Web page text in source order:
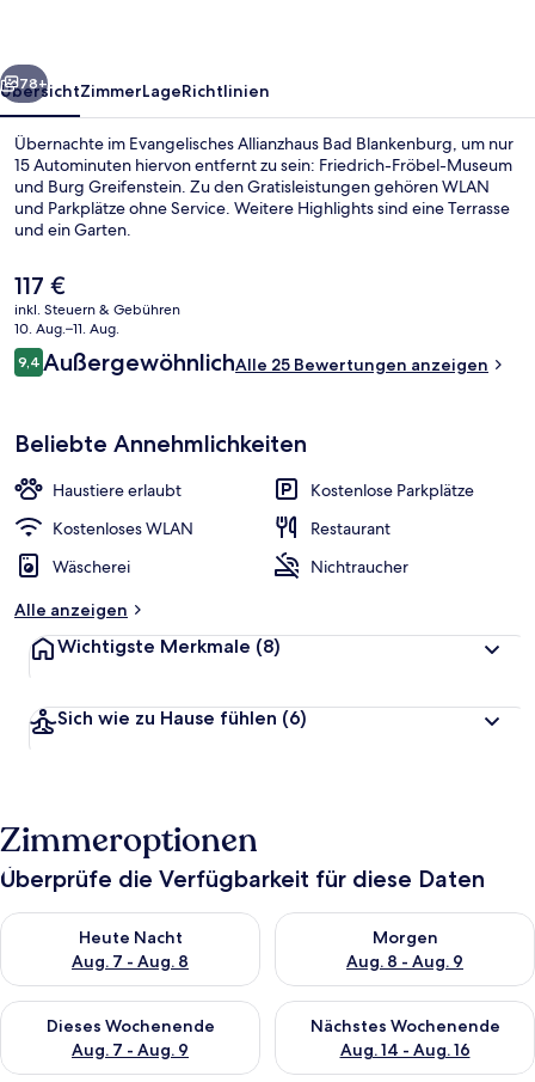
Weiter
78+
ÜbersichtZimmerLageRichtlinien
Übernachte im Evangelisches Allianzhaus Bad Blankenburg, um nur
15 Autominuten hiervon entfernt zu sein: Friedrich-Fröbel-Museum
und Burg Greifenstein. Zu den Gratisleistungen gehören WLAN
und Parkplätze ohne Service. Weitere Highlights sind eine Terrasse
und ein Garten.
Der
aktuelle
Preis
beträgt
117 €.
117 €
inkl. Steuern & Gebühren
10. Aug.–11. Aug.
Bewertungen
9,49,4 von 10.
AußergewöhnlichAlle 25 Bewertungen anzeigen
Beliebte Annehmlichkeiten
Haustiere erlaubt
Kostenlose Parkplätze
Kostenloses WLAN
Restaurant
Wäscherei
Nichtraucher
Alle anzeigen
Wichtigste Merkmale (8)
Sich wie zu Hause fühlen (6)
Zimmeroptionen
Überprüfe die Verfügbarkeit für diese Daten
Heute Nacht
Aug. 7 - Aug. 8
Überprüfe die Verfügbarkeit für heute Nacht, Aug. 7 - Aug. 8.
Morgen
Aug. 8 - Aug. 9
Überprüfe die Verfügbarkeit
Dieses Wochenende
Aug. 7 - Aug. 9
Überprüfe die Verfügbarkeit für dieses Wochenende, Aug. 7
Nächstes Wochenende
Aug. 14 - Aug. 16
Überprüfe die Verfügbarkeit